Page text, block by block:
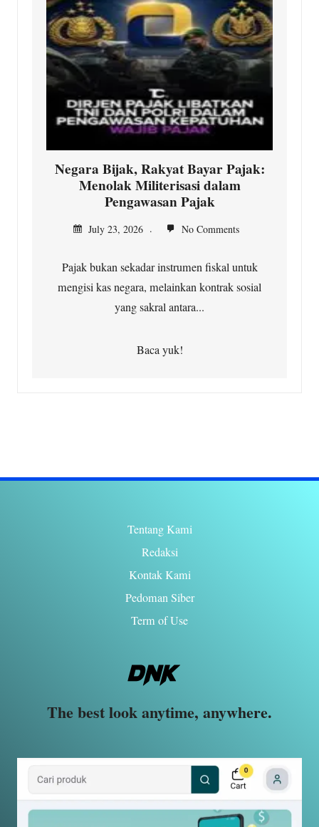
Negara Bijak, Rakyat Bayar Pajak:
Menolak Militerisasi dalam
Pengawasan Pajak
July 23, 2026 No Comments
Pajak bukan sekadar instrumen fiskal untuk
mengisi kas negara, melainkan kontrak sosial
yang sakral antara...
Baca yuk!
Tentang Kami
Redaksi
Kontak Kami
Pedoman Siber
Term of Use
The best look anytime, anywhere.